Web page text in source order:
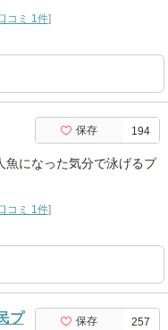
コミ 1件]
保存 194
魚になった気分で泳げるプ
コミ 1件]
プ
保存 257